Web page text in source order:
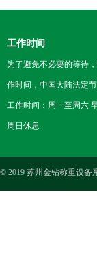
工作时间
为了避免不必要的等待
作时间，中国大陆法定节
工作时间：周一至周六
周日休息
© 2019 苏州金钻称重设备